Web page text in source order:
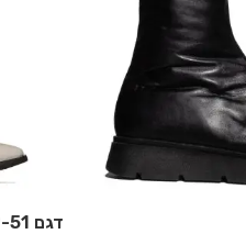
דגם P-51